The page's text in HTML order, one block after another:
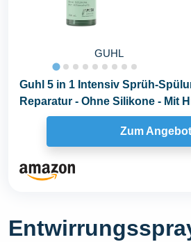
GUHL
Guhl 5 in 1 Intensiv Sprüh-
Reparatur - Ohne Silikone - Mit
Zum Angebot